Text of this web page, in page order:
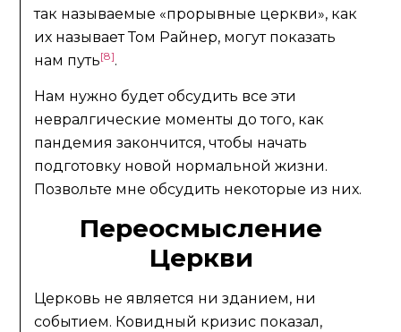
так называемые «прорывные церкви», как
их называет Том Райнер, могут показать
нам путь[8].
Нам нужно будет обсудить все эти
невралгические моменты до того, как
пандемия закончится, чтобы начать
подготовку новой нормальной жизни.
Позвольте мне обсудить некоторые из них.
Переосмысление
Церкви
Церковь не является ни зданием, ни
событием. Ковидный кризис показал,